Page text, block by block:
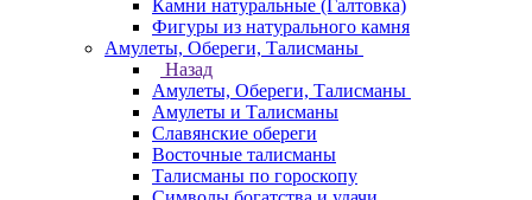
Камни натуральные (Галтовка)
Фигуры из натурального камня
Амулеты, Обереги, Талисманы
Назад
Амулеты, Обереги, Талисманы
Амулеты и Талисманы
Славянские обереги
Восточные талисманы
Талисманы по гороскопу